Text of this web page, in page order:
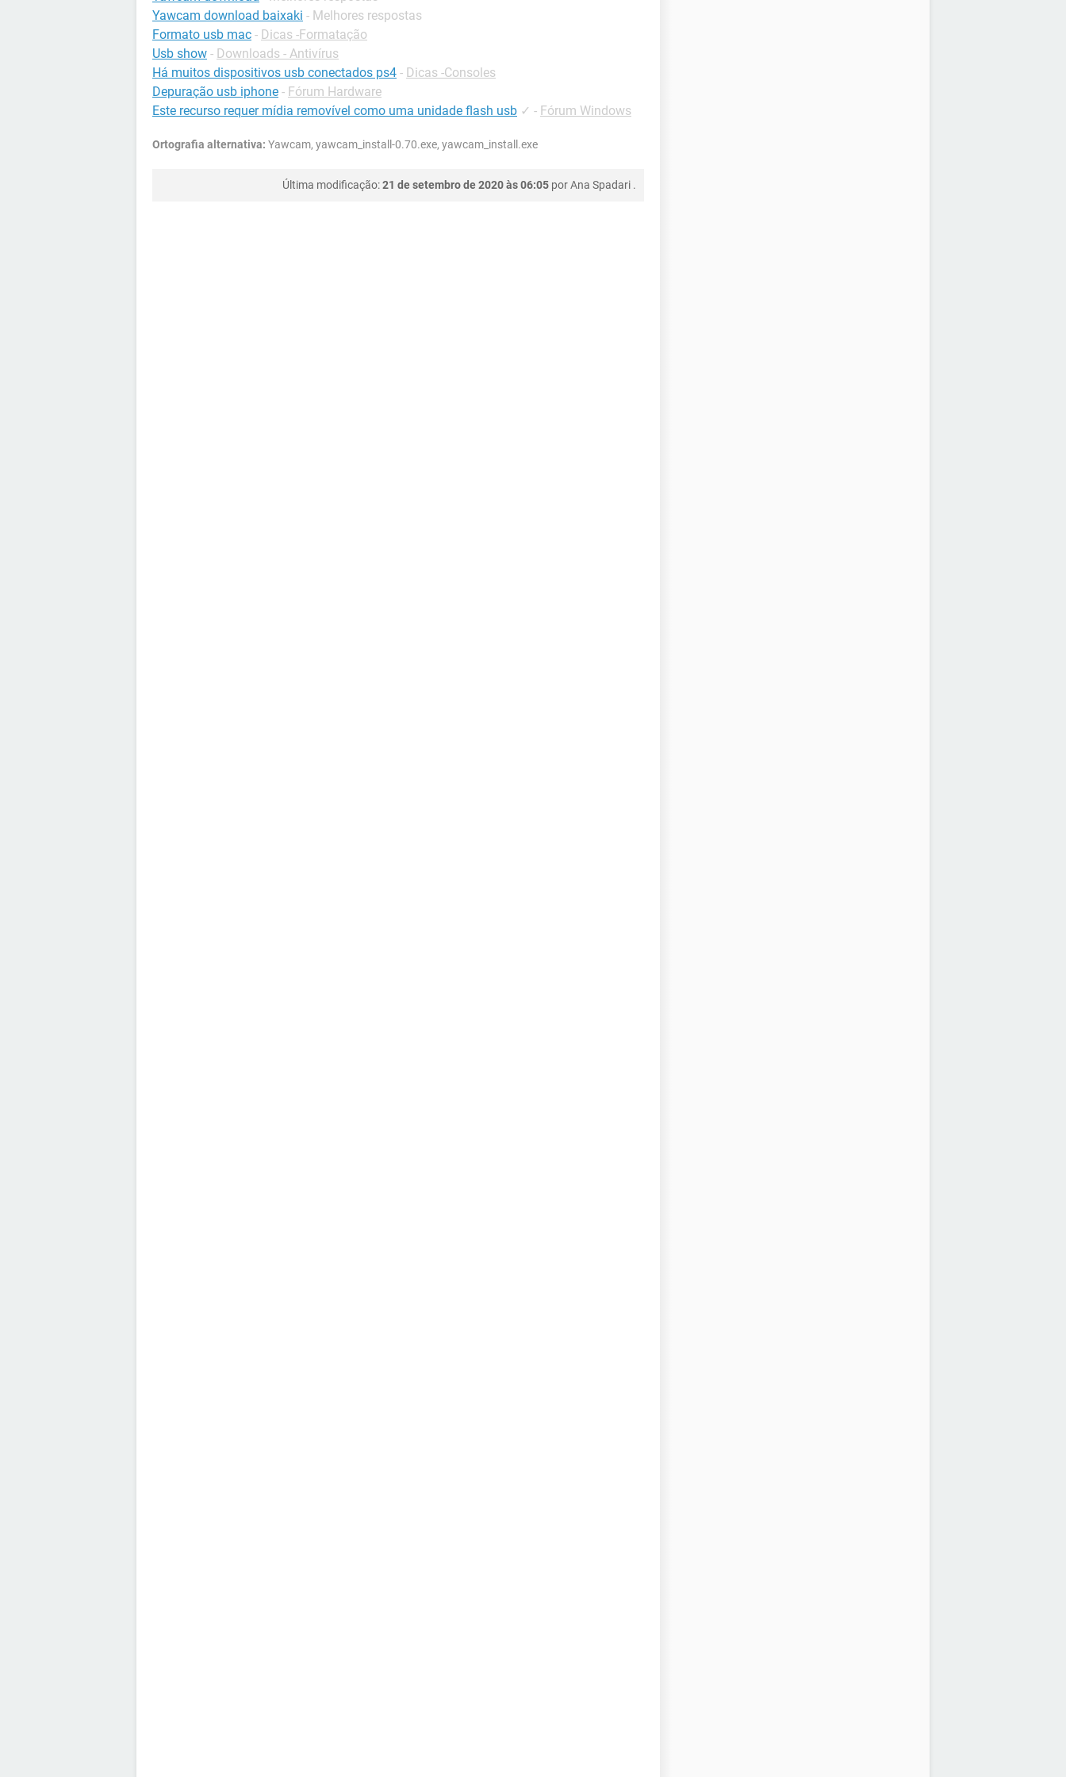
Yawcam download baixaki - Melhores respostas
Formato usb mac - Dicas -Formatação
Usb show - Downloads - Antivírus
Há muitos dispositivos usb conectados ps4 - Dicas -Consoles
Depuração usb iphone - Fórum Hardware
Este recurso requer mídia removível como uma unidade flash usb ✓ - Fórum Windows
Ortografia alternativa: Yawcam, yawcam_install-0.70.exe, yawcam_install.exe
Última modificação:21 de setembro de 2020 às 06:05 porAna Spadari .